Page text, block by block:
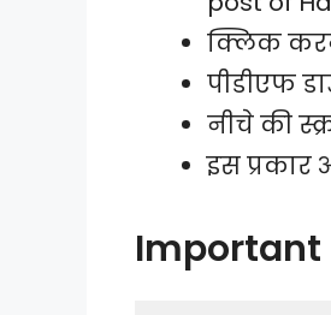
क्लिक
पीडीएफ
नीचे की
इस
Important